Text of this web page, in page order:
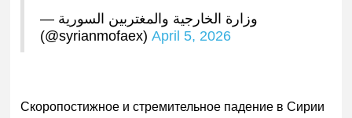
— وزارة الخارجية والمغتربين السورية
(@syrianmofaex)April 5, 2026
Скоропостижное и стремительное падение в Сирии